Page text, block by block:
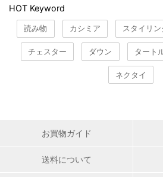
HOT Keyword
読み物 カシミア スタイリン
チェスター ダウン タート
ネクタイ
お買物ガイド
送料について